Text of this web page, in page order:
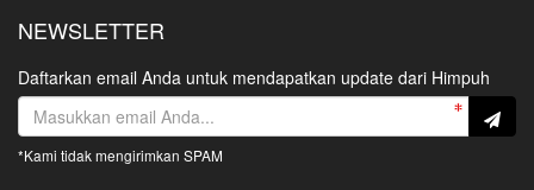
NEWSLETTER
Daftarkan email Anda untuk mendapatkan update dari Himpuh
*Kami tidak mengirimkan SPAM